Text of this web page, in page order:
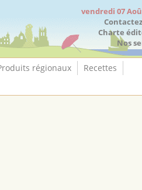
vendredi 07
Charte
Nos
régionaux
Recettes